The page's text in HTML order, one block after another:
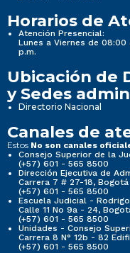
Horarios de
Atención Presencial:
Lunes a Viernes de 08:00
p.m.
Ubicación de
y Sedes
Directorio Nacional
Canales de
Estos No son canales
Consejo Superior de la
(+57) 601 - 565 8500
Dirección Ejecutiva de
Carrera 7 # 27-18, Bogotá
(+57) 601 - 565 8500
Escuela Judicial -
Calle 11 No 9a - 24,
(+57) 601 - 565 8500
Unidades - Consejo
Carrera 8 N° 12b - 82
(+57) 601 - 565 8500